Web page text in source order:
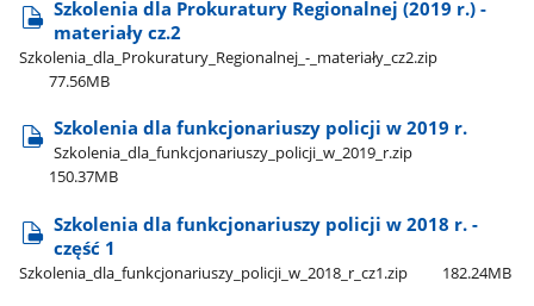
Szkolenia dla Prokuratury Regionalnej (2019 r.) -
materiały cz.2
Szkolenia​_dla​_Prokuratury​_Regionalnej​_-​_materiały​_cz2.zip
77.56MB
Szkolenia dla funkcjonariuszy policji w 2019 r.
Szkolenia​_dla​_funkcjonariuszy​_policji​_w​_2019​_r.zip
150.37MB
Szkolenia dla funkcjonariuszy policji w 2018 r. -
część 1
Szkolenia​_dla​_funkcjonariuszy​_policji​_w​_2018​_r​_cz1.zip 182.24MB